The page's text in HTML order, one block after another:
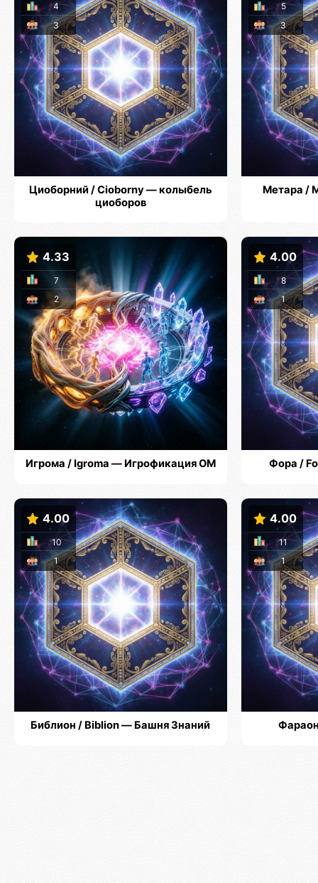
3
4
Циоборний / Cioborny — колыбель
циоборов
3
5
Метара /
4.33
2
7
Игрома / Igroma — Игрофикация ОМ
4.00
1
8
Фора /
4.00
1
10
Библион / Biblion — Башня Знаний
4.00
1
11